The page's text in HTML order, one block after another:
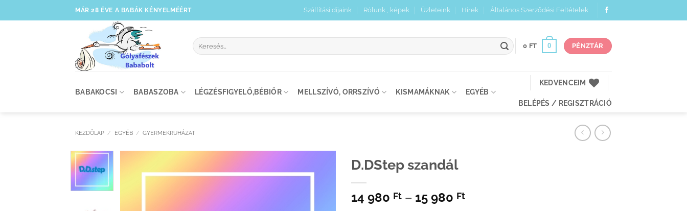
to
MÁR 28 ÉVE A BABÁK KÉNYELMÉÉRT Szállítási díjaink Rólunk , képek Üzleteink Hírek Általános Szerződési Feltételek
Keresés
a
0 FT 0 PÉNZTÁR
BABAKOCSI BABASZOBA LÉGZÉSFIGYELŐ,BÉBIŐR MELLSZÍVÓ, ORRSZÍVÓ KISMAMÁKNAK EGYÉB
KEDVENCEIM
BELÉPÉS / REGISZTRÁCIÓ
KEZDŐLAP / EGYÉB / GYERMEKRUHÁZAT
D.DStep szandál
14 980 Ft – 15 980 FtÁrtartomány: